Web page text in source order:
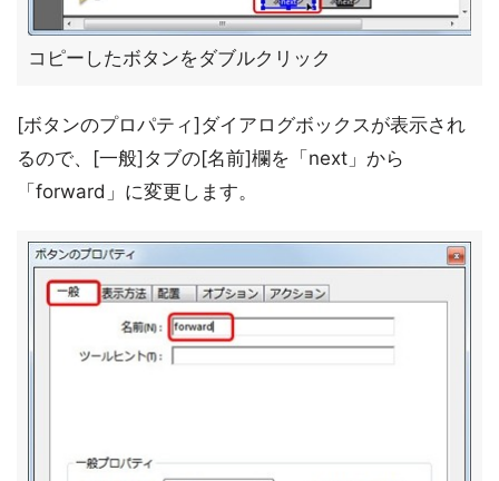
コピーしたボタンをダブルクリック
[ボタンのプロパティ]ダイアログボックスが表示され
るので、[一般]タブの[名前]欄を「next」から
「forward」に変更します。